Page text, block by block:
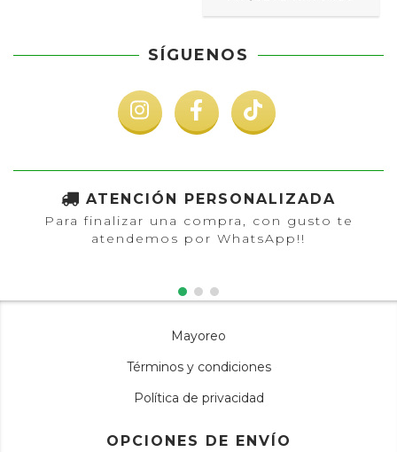
SÍGUENOS
ATENCIÓN PERSONALIZADA
Para finalizar una compra, con gusto te
atendemos por WhatsApp!!
Mayoreo
Términos y condiciones
Política de privacidad
OPCIONES DE ENVÍO